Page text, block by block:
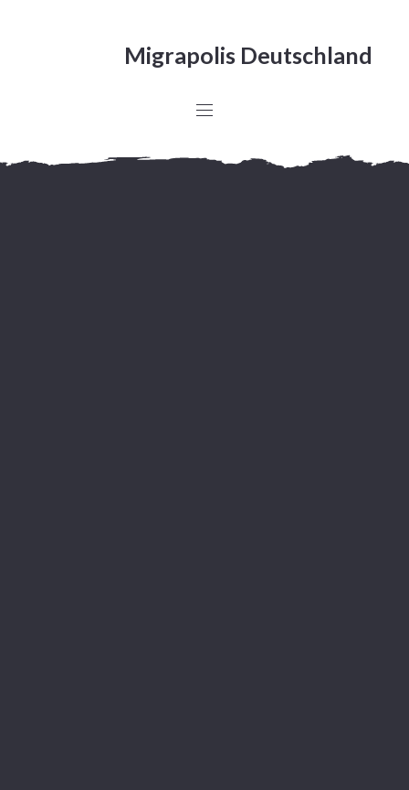
Migrapolis Deutschland